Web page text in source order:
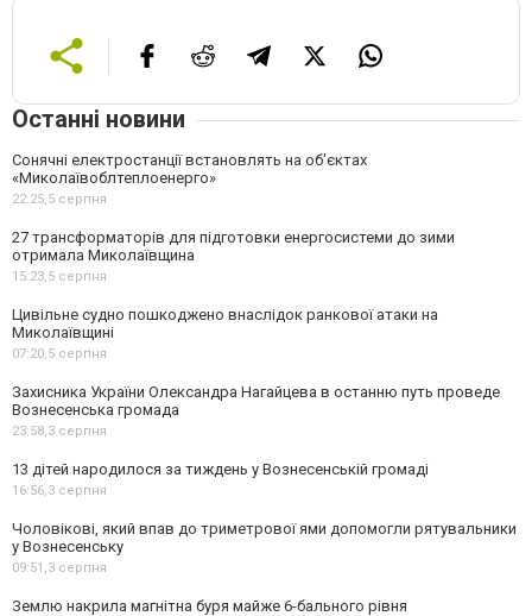
Останні новини
Сонячні електростанції встановлять на об'єктах
«Миколаївоблтеплоенерго»
22:25,5 серпня
27 трансформаторів для підготовки енергосистеми до зими
отримала Миколаївщина
15:23,5 серпня
Цивільне судно пошкоджено внаслідок ранкової атаки на
Миколаївщині
07:20,5 серпня
Захисника України Олександра Нагайцева в останню путь проведе
Вознесенська громада
23:58,3 серпня
13 дітей народилося за тиждень у Вознесенській громаді
16:56,3 серпня
Чоловікові, який впав до триметрової ями допомогли рятувальники
у Вознесенську
09:51,3 серпня
Землю накрила магнітна буря майже 6-бального рівня